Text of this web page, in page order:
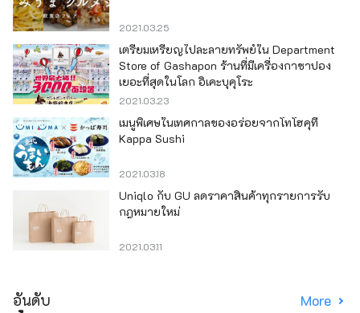
2021.03.25
เตรียมเหรียญไปละลายทรัพย์ใน Department
Store of Gashapon ร้านที่มีเครื่องกาชาปอง
เยอะที่สุดในโลก อิเคะบุคุโระ
2021.03.23
เมนูพิเศษในเทศกาลของอร่อยจากโทโฮคุที่
Kappa Sushi
2021.03.18
Uniqlo กับ GU ลดราคาสินค้าทุกรายการรับ
กฎหมายใหม่
2021.03.11
อันดับ More